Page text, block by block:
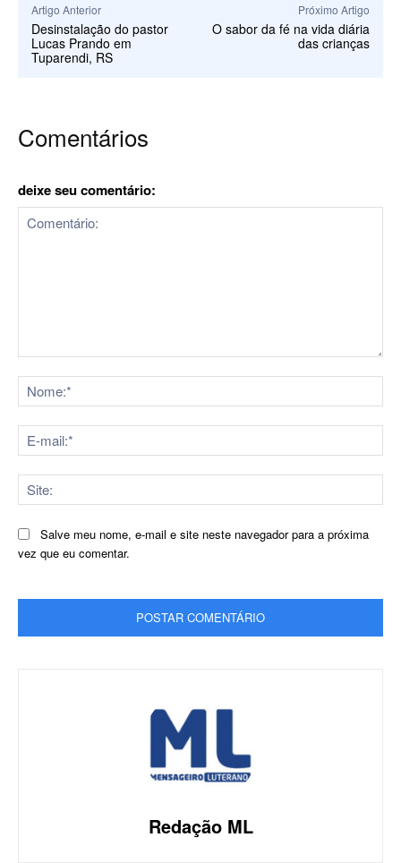
Artigo Anterior
Desinstalação do pastor
Lucas Prando em
Tuparendi, RS
Próximo Artigo
O sabor da fé na vida diária
das crianças
Comentários
deixe seu comentário:
Salve meu nome, e-mail e site neste navegador para a próxima
vez que eu comentar.
Redação ML